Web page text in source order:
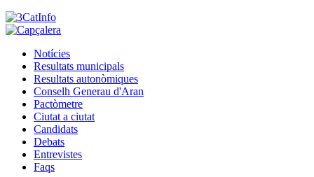
Notícies
Resultats municipals
Resultats autonòmiques
Conselh Generau d'Aran
Pactòmetre
Ciutat a ciutat
Candidats
Debats
Entrevistes
Faqs